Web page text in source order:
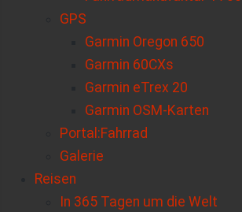
GPS
Garmin Oregon 650
Garmin 60CXs
Garmin eTrex 20
Garmin OSM-Karten
Portal:Fahrrad
Galerie
Reisen
In 365 Tagen um die Welt